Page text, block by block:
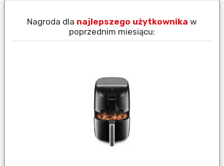
Nagroda dla najlepszego użytkownika w
poprzednim miesiącu: